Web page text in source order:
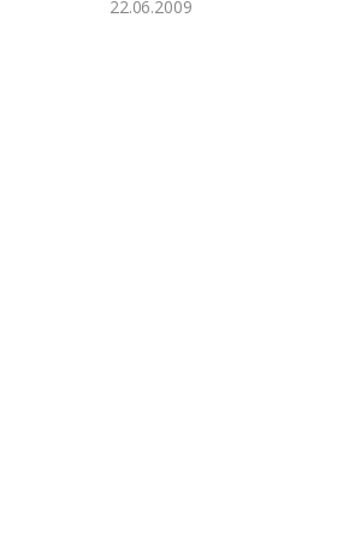
22.06.2009